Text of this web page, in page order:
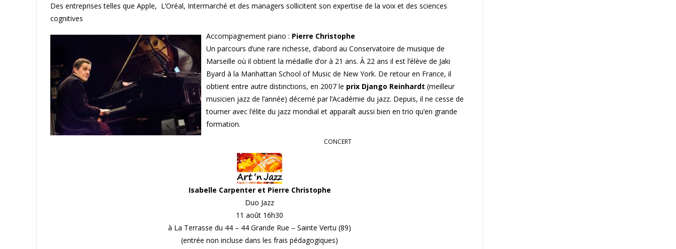
Des entreprises telles que Apple, L’Oréal, Intermarché et des managers sollicitent son expertise de la voix et des sciences
cognitives
Accompagnement piano : Pierre Christophe
Un parcours d’une rare richesse, d’abord au Conservatoire de musique de
Marseille où il obtient la médaille d’or à 21 ans. À 22 ans il est l’élève de Jaki
Byard à la Manhattan School of Music de New York. De retour en France, il
obtient entre autre distinctions, en 2007 le prix Django Reinhardt (meilleur
musicien jazz de l’année) décerné par l’Académie du jazz. Depuis, il ne cesse de
tourner avec l’élite du jazz mondial et apparaît aussi bien en trio qu’en grande
formation.
CONCERT
Isabelle Carpenter et Pierre Christophe
Duo Jazz
11 août 16h30
à La Terrasse du 44 – 44 Grande Rue – Sainte Vertu (89)
(entrée non incluse dans les frais pédagogiques)